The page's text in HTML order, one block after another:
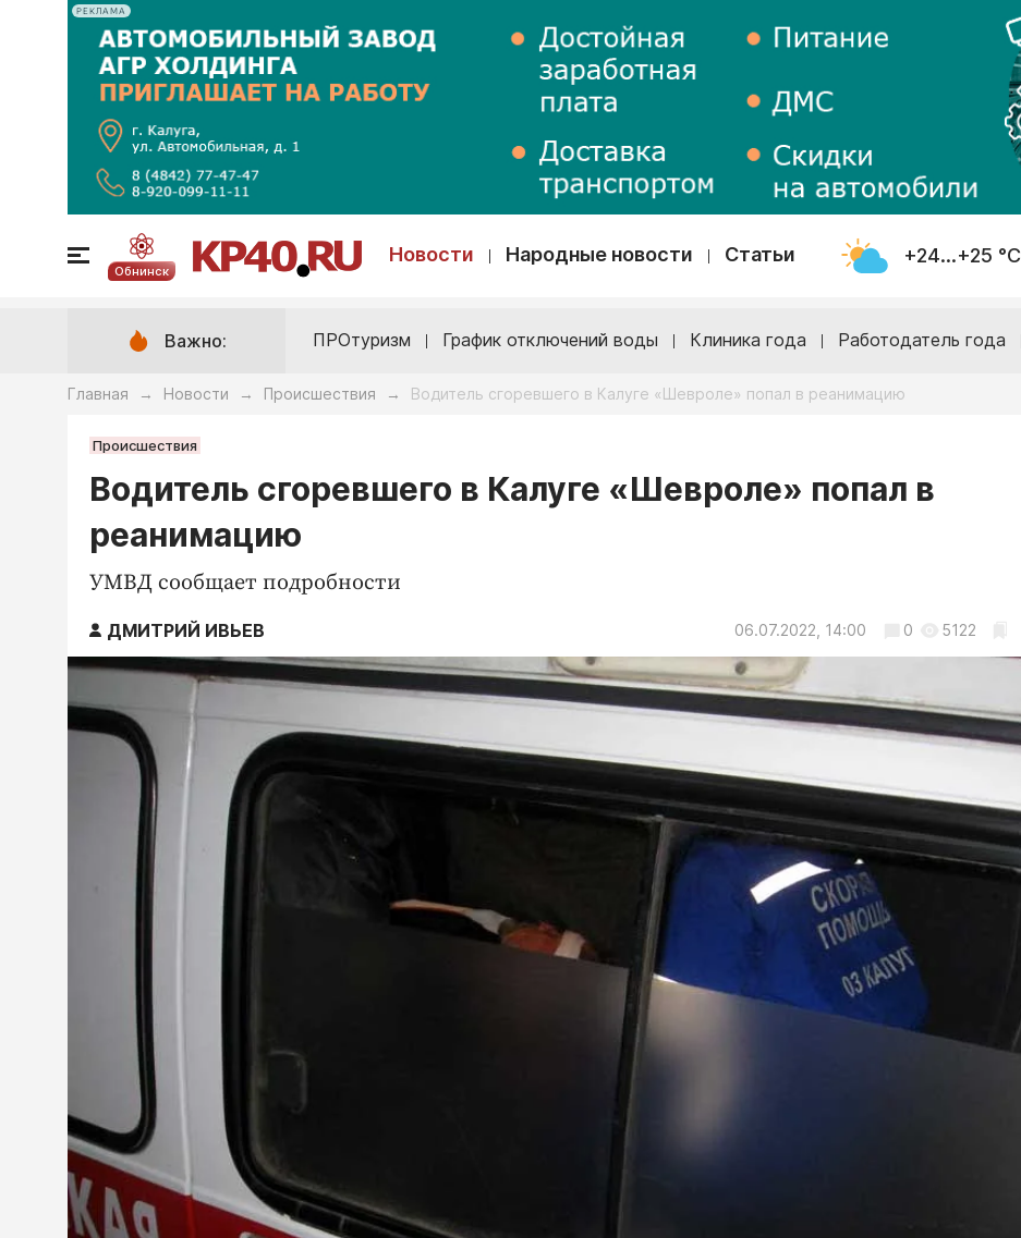
РЕКЛАМА
Обнинск
Новости Народные новости Статьи +24...+25 °С
Важно: ПРОтуризм График отключений воды Клиника года Работодатель года
Главная → Новости → Происшествия → Водитель сгоревшего в Калуге «Шевроле» попал в реанимацию
Происшествия
Водитель сгоревшего в Калуге «Шевроле» попал в
реанимацию
УМВД сообщает подробности
ДМИТРИЙ ИВЬЕВ 06.07.2022, 14:00 0 5122